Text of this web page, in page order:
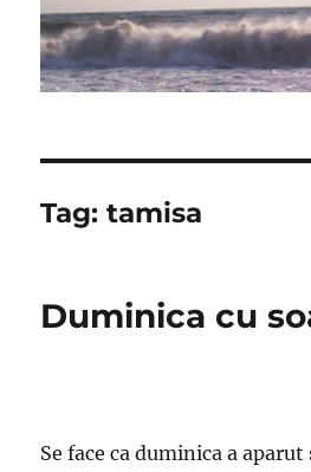
Tag:tamisa
Duminica cu
Se face ca duminica a